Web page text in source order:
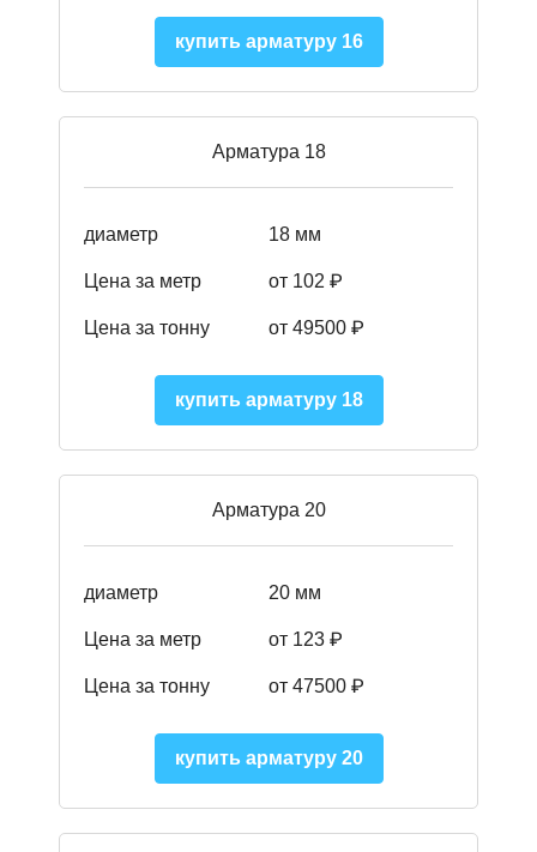
купить арматуру 16
Арматура 18
диаметр 18 мм
Цена за метр от 102 ₽
Цена за тонну от 49500 ₽
купить арматуру 18
Арматура 20
диаметр 20 мм
Цена за метр от 123 ₽
Цена за тонну от 47500 ₽
купить арматуру 20